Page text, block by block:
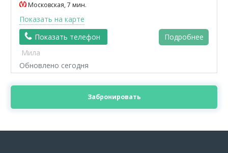
Московская, 7 мин.
Показать на карте
Показать телефон
Подробнее
Мила
Обновлено сегодня
Забронировать